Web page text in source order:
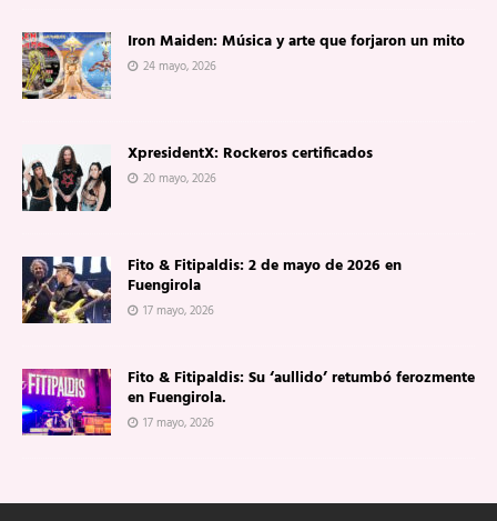
Iron Maiden: Música y arte que forjaron un mito
24 mayo, 2026
XpresidentX: Rockeros certificados
20 mayo, 2026
Fito & Fitipaldis: 2 de mayo de 2026 en
Fuengirola
17 mayo, 2026
Fito & Fitipaldis: Su ‘aullido’ retumbó ferozmente
en Fuengirola.
17 mayo, 2026